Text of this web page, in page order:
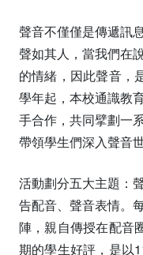
聲音不僅僅是傳遞訊
聲如其人，當我們在
的情緒，因此聲音，
學年起，本校通識教
手合作，共同擘劃一
帶領學生們深入聲音
活動劃分五大主題：
告配音、聲音表情。
陣，親自傳授在配音
期的學生好評，是以